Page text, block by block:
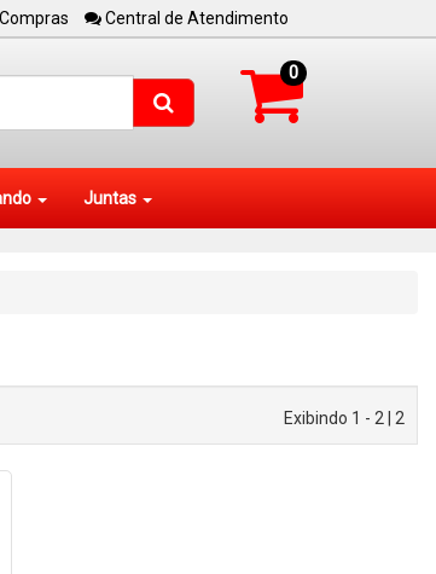
Central de Atendimento
0
Juntas
Exibindo 1 - 2 | 2